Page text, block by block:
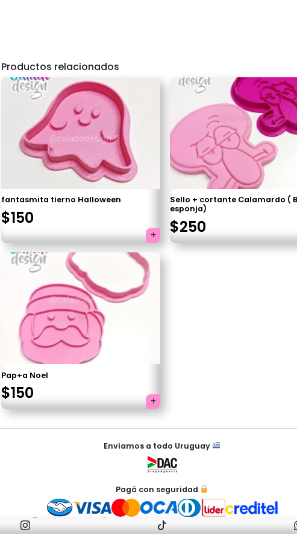
Productos relacionados
fantasmita tierno Halloween
$150
Sello + cortante Calamardo (
esponja)
$250
Pap+a Noel
El
precio
original
$150
precio
actual
Enviamos a todo Uruguay
Pagá con seguridad